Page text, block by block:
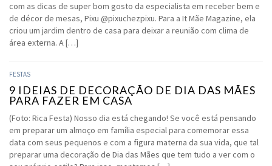
com as dicas de super bom gosto da especialista em receber bem e
de décor de mesas, Pixu @pixuchezpixu. Para a It Mãe Magazine, ela
criou um jardim dentro de casa para deixar a reunião com clima de
área externa. A […]
FESTAS
9 IDEIAS DE DECORAÇÃO DE DIA DAS MÃES
PARA FAZER EM CASA
(Foto: Rica Festa) Nosso dia está chegando! Se você está pensando
em preparar um almoço em família especial para comemorar essa
data com seus pequenos e com a figura materna da sua vida, que tal
preparar uma decoração de Dia das Mães que tem tudo a ver com o